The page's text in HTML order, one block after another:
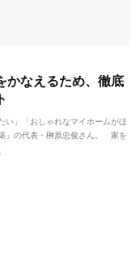
かなえるため、徹底
」「おしゃれなマイホームがほ
」の代表・榊原忠俊さん。 家を